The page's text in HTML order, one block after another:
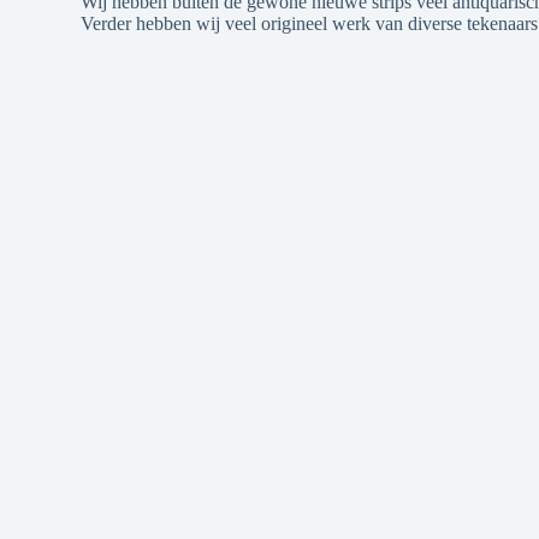
Verder hebben wij veel origineel werk van diverse